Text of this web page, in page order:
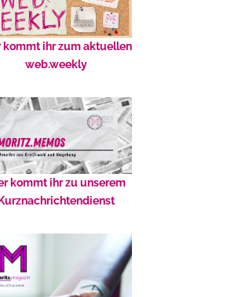
kommt ihr zum aktuellen
web.weekly
kommt ihr zu unserem
Kurznachrichtendienst